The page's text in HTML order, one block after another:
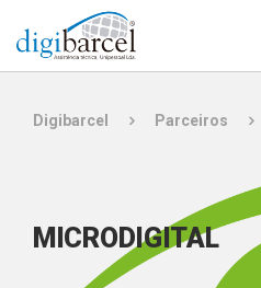
Digibarcel Parceiros
MICRODIGITAL